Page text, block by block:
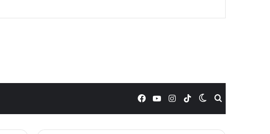
Switch
skin
TikTok
Instagram
YouTube
Facebook